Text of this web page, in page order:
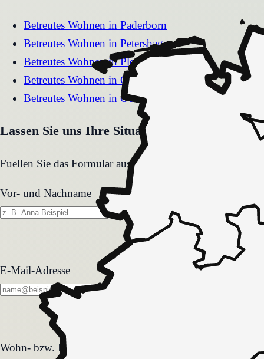
Betreutes Wohnen in Paderborn
Betreutes Wohnen in Petershagen
Betreutes WohneninPlettenberg
Betreutes Wohnen in Olfen
Betreutes Wohnen in Oerlinghausen
Lassen Sie uns Ihre Situation gemeinsam
Fuellen Sie das Formular aus. Wir melden uns zeitnah
Vor- und Nachname
E-Mail-Adresse
Wohn- bzw. Pflegeform
Wohn- bzw. Pflegeform